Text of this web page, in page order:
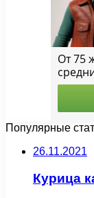
Популярные
26.11.2021
Курица